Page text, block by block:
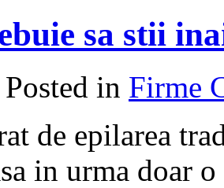
sa stii
Posted in Firme
de epilarea
in urma doar